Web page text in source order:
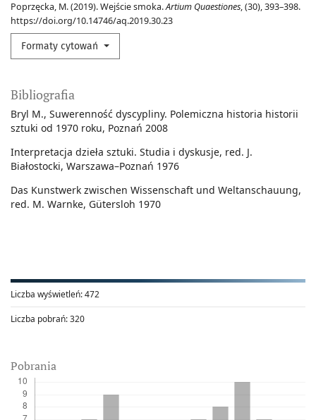
Poprzęcka, M. (2019). Wejście smoka.Artium Quaestiones, (30), 393–398.
https://doi.org/10.14746/aq.2019.30.23
Formaty cytowań
Liczba wyświetleń:472
Liczba pobrań:320
Pobrania
Bibliografia
Bryl M., Suwerenność dyscypliny. Polemiczna historia historii
sztuki od 1970 roku, Poznań 2008
Interpretacja dzieła sztuki. Studia i dyskusje, red. J.
Białostocki, Warszawa–Poznań 1976
Das Kunstwerk zwischen Wissenschaft und Weltanschauung,
red. M. Warnke, Gütersloh 1970